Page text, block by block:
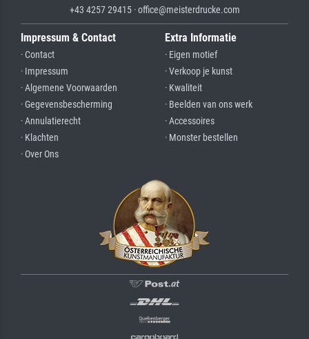
+43 4257 29415 · office@meisterdrucke.com
Impressum & Contact
· Contact
· Impressum
· Algemene Voorwaarden
· Gegevensbescherming
· Annulatierecht
· Klachten
· Over Ons
Extra Informatie
· Eigen motief
· Verkoop je kunst
· Kwaliteit
· Beelden van ons werk
· Accessoires
· Monster bestellen